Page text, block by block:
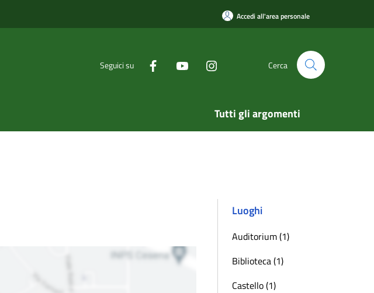
Accedi all'area personale
Seguici su Cerca
Tutti gli argomenti
Luoghi
Auditorium (1)
Biblioteca (1)
Castello (1)